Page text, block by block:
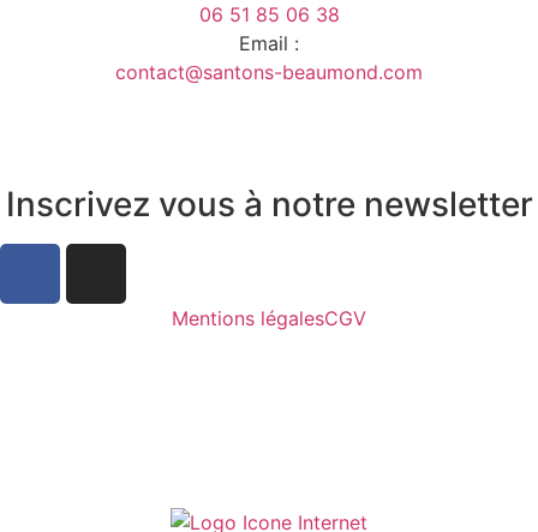
06 51 85 06 38
Email :
contact@santons-beaumond.com
Inscrivez vous à notre newsletter
Mentions légalesCGV